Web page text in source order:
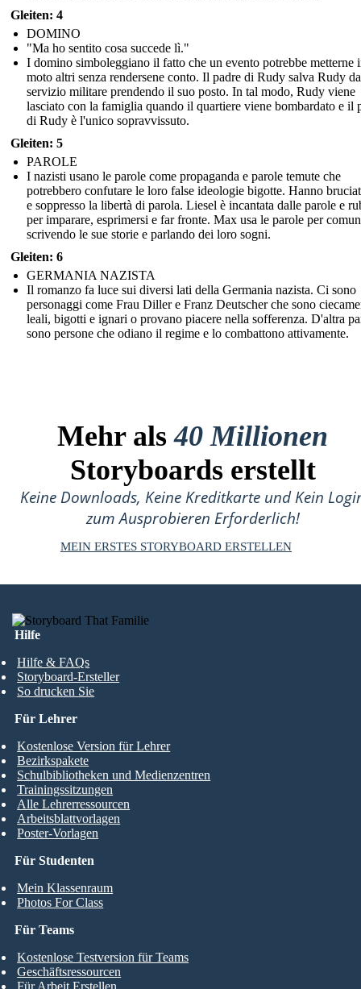
Gleiten: 4
DOMINO
"Ma ho sentito cosa succede lì."
I domino simboleggiano il fatto che un evento potrebbe metterne
moto altri senza rendersene conto. Il padre di Rudy salva Rudy
servizio militare prendendo il suo posto. In tal modo, Rudy viene
lasciato con la famiglia quando il quartiere viene bombardato e il
di Rudy è l'unico sopravvissuto.
Gleiten: 5
PAROLE
I nazisti usano le parole come propaganda e parole temute che
potrebbero confutare le loro false ideologie bigotte. Hanno
e soppresso la libertà di parola. Liesel è incantata dalle parole e
per imparare, esprimersi e far fronte. Max usa le parole per
scrivendo le sue storie e parlando dei loro sogni.
Gleiten: 6
GERMANIA NAZISTA
Il romanzo fa luce sui diversi lati della Germania nazista. Ci sono
personaggi come Frau Diller e Franz Deutscher che sono
leali, bigotti e ignari o provano piacere nella sofferenza. D'altra
sono persone che odiano il regime e lo combattono attivamente.
Mehr als40 Millionen
Storyboards erstellt
Keine Downloads, Keine Kreditkarte und Kein
zum Ausprobieren Erforderlich!
MEIN ERSTES STORYBOARD ERSTELLEN
Hilfe
Hilfe & FAQs
Storyboard-Ersteller
So drucken Sie
Für Studenten
Mein Klassenraum
Photos For Class
Für Lehrer
Kostenlose Version für Lehrer
Bezirkspakete
Schulbibliotheken und Medienzentren
Trainingssitzungen
Alle Lehrerressourcen
Arbeitsblattvorlagen
Poster-Vorlagen
Für Teams
Kostenlose Testversion für Teams
Geschäftsressourcen
Für Arbeit Erstellen